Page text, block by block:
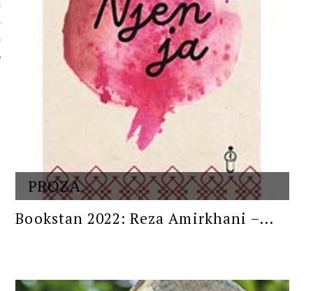
PROZA
Bookstan 2022: Reza Amirkhani –...